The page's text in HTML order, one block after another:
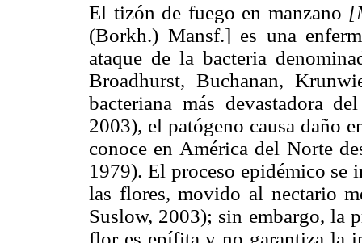
El tizón de fuego en manzano
(Borkh.) Mansf.] es una
ataque de la bacteria
Broadhurst, Buchanan,
bacteriana más devastadora
2003), el patógeno causa daño
conoce en América del Norte
1979). El proceso epidémico se
las flores, movido al nectario
Suslow, 2003); sin embargo, la
flor es epífita y no garantiza la